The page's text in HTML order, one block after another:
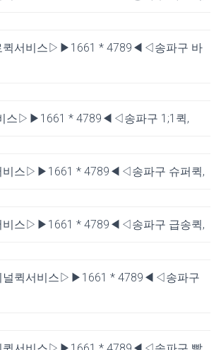
퀵서비스▷▶1661 * 4789◀◁송파구 바
스▷▶1661 * 4789◀◁송파구 1;1퀵,
비스▷▶1661 * 4789◀◁송파구 슈퍼퀵,
비스▷▶1661 * 4789◀◁송파구 급송퀵,
널퀵서비스▷▶1661 * 4789◀◁송파구